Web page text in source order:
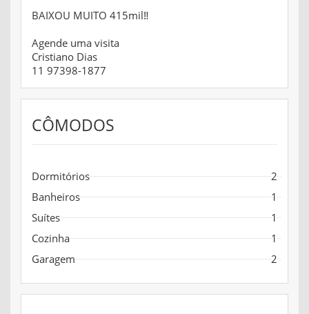
BAIXOU MUITO 415mil‼️
Agende uma visita
Cristiano Dias
11 97398-1877
CÔMODOS
Dormitórios
2
Banheiros
1
Suítes
1
Cozinha
1
Garagem
2